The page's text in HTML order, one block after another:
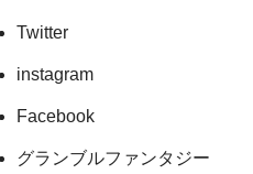
Twitter
instagram
Facebook
グランブルファンタジー